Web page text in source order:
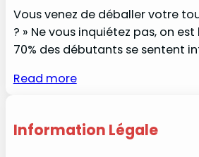
Vous venez de déballer votre
? » Ne vous inquiétez pas, on
70% des débutants se sentent
Read more
Information Légale